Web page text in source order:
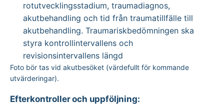
rotutvecklingsstadium, traumadiagnos,
akutbehandling och tid från traumatillfälle till
akutbehandling. Traumariskbedömningen ska
styra kontrollintervallens och
revisionsintervallens längd
Foto bör tas vid akutbesöket (värdefullt för kommande
utvärderingar).
Efterkontroller och uppföljning: